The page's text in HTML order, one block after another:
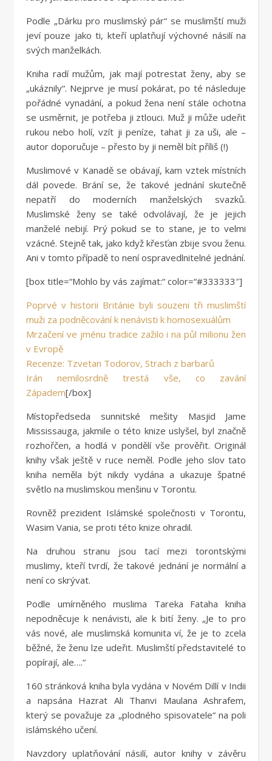
Podle „Dárku pro muslimský pár“ se muslimští muži
jeví pouze jako ti, kteří uplatňují výchovné násilí na
svých manželkách.
Kniha radí mužům, jak mají potrestat ženy, aby se
„ukáznily“. Nejprve je musí pokárat, po té následuje
pořádné vynadání, a pokud žena není stále ochotna
se usměrnit, je potřeba ji ztlouci. Muž ji může udeřit
rukou nebo holí, vzít ji peníze, tahat ji za uši, ale –
autor doporučuje – přesto by ji neměl bít příliš (!)
Muslimové v Kanadě se obávají, kam vztek místních
dál povede. Brání se, že takové jednání skutečně
nepatří do moderních manželských svazků.
Muslimské ženy se také odvolávají, že je jejich
manželé nebijí. Prý pokud se to stane, je to velmi
vzácné. Stejně tak, jako když křesťan zbije svou ženu.
Ani v tomto případě to není ospravedlnitelné jednání.
[box title=“Mohlo by vás zajímat:“ color=“#333333″]
Poprvé v historii Británie byli souzeni tři muslimští
muži za podněcování k nenávisti k homosexuálům
Mrzačení ve jménu tradice zažilo i na půl milionu žen
v Evropě
Recenze: Tzvetan Todorov, Strach z barbarů
Irán nemilosrdně trestá vše, co zavání
Západem[/box]
Místopředseda sunnitské mešity Masjid Jame
Mississauga, jakmile o této knize uslyšel, byl značně
rozhořčen, a hodlá v pondělí vše prověřit. Originál
knihy však ještě v ruce neměl. Podle jeho slov tato
kniha neměla být nikdy vydána a ukazuje špatné
světlo na muslimskou menšinu v Torontu.
Rovněž prezident Islámské společnosti v Torontu,
Wasim Vania, se proti této knize ohradil.
Na druhou stranu jsou tací mezi torontskými
muslimy, kteří tvrdí, že takové jednání je normální a
není co skrývat.
Podle umírněného muslima Tareka Fataha kniha
nepodněcuje k nenávisti, ale k bití ženy. „Je to pro
vás nové, ale muslimská komunita ví, že je to zcela
běžné, že ženu lze udeřit. Muslimští představitelé to
popírají, ale….“
160 stránková kniha byla vydána v Novém Dillí v Indii
a napsána Hazrat Ali Thanvi Maulana Ashrafem,
který se považuje za „plodného spisovatele“ na poli
islámského učení.
Navzdory uplatňování násilí, autor knihy v závěru